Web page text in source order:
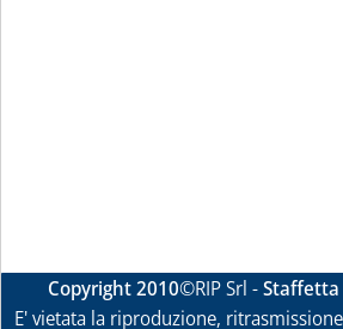
Copyright 2010©RIP Srl -Staffetta
E' vietata la riproduzione,